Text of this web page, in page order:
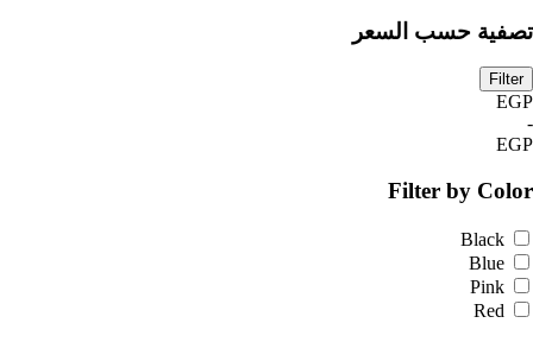
تصفية حسب السعر
Filter
EGP
-
EGP
Filter by Color
Black
Blue
Pink
Red